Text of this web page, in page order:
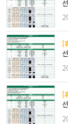
[
[